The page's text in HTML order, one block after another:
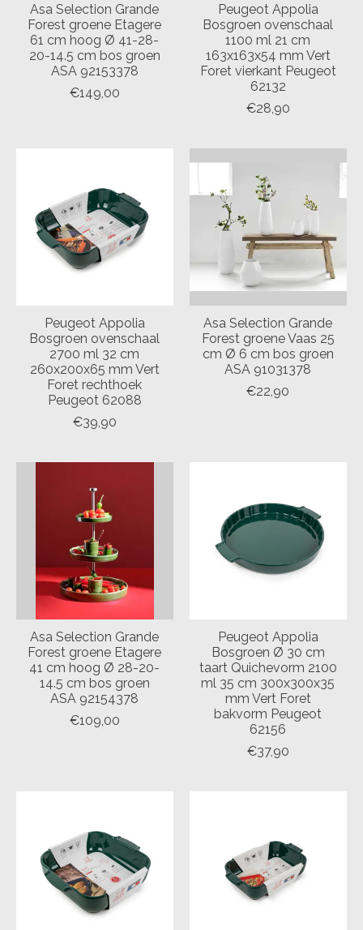
Asa Selection Grande
Forest groene Etagere
61 cm hoog Ø 41-28-
20-14.5 cm bos groen
ASA 92153378
€149,00
Peugeot Appolia
Bosgroen ovenschaal
1100 ml 21 cm
163x163x54 mm Vert
Foret vierkant Peugeot
62132
€28,90
Peugeot Appolia
Bosgroen ovenschaal
2700 ml 32 cm
260x200x65 mm Vert
Foret rechthoek
Peugeot 62088
€39,90
Asa Selection Grande
Forest groene Vaas 25
cm Ø 6 cm bos groen
ASA 91031378
€22,90
Asa Selection Grande
Forest groene Etagere
41 cm hoog Ø 28-20-
14.5 cm bos groen
ASA 92154378
€109,00
Peugeot Appolia
Bosgroen Ø 30 cm
taart Quichevorm 2100
ml 35 cm 300x300x35
mm Vert Foret
bakvorm Peugeot
62156
€37,90